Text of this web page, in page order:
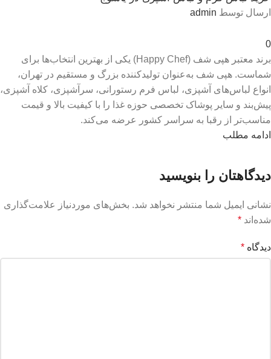
ارسال توسط admin
0
برند معتبر هپی شف (Happy Chef) یکی از بهترین انتخاب‌ها برای
شماست. هپی شف به‌عنوان تولیدکننده بزرگ و مستقیم در تهران،
انواع لباس‌های آشپزی، لباس فرم رستورانی، سرآشپزی، کلاه آشپزی،
پیش‌بند و سایر پوشاک تخصصی حوزه غذا را با کیفیت بالا و قیمت
مناسب‌تر از رقبا به سراسر کشور عرضه می‌کند.
ادامه مطلب
دیدگاهتان را بنویسید
نشانی ایمیل شما منتشر نخواهد شد. بخش‌های موردنیاز علامت‌گذاری
شده‌اند *
دیدگاه *